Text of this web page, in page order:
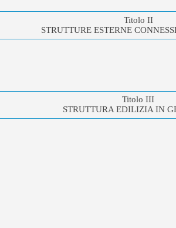
Titolo II
STRUTTURE ESTERNE
Titolo III
STRUTTURA EDILIZIA IN